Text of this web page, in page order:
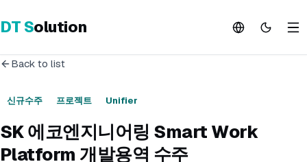
DT Solution
Back to list
신규수주 프로젝트 Unifier
SK 에코엔지니어링 Smart Work
Platform 개발용역 수주